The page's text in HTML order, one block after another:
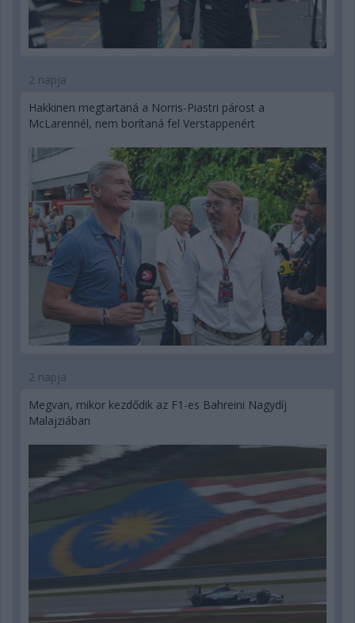
2 napja
Hakkinen megtartaná a Norris-Piastri párost a
McLarennél, nem borítaná fel Verstappenért
2 napja
Megvan, mikor kezdődik az F1-es Bahreini Nagydíj
Malajziában